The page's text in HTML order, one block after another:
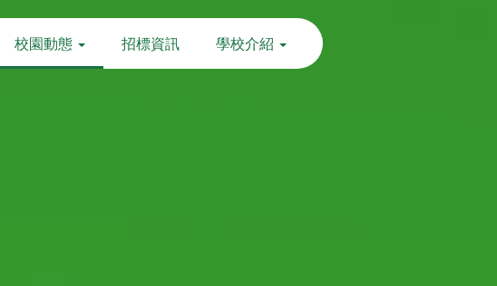
校園動態 招標資訊 學校介紹